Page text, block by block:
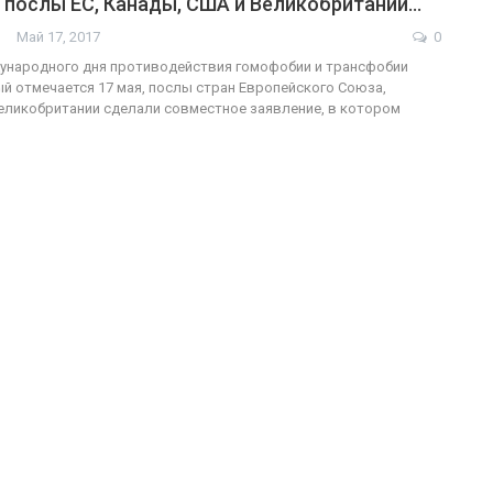
Май 17, 2017
0
дня противодействия гомофобии и трансфобии
отмечается 17 мая, послы стран Европейского Союза,
сделали совместное заявление, в котором
ФОТО